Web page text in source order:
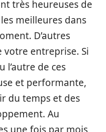
très heureuses de
meilleures dans
D’autres
entreprise. Si
l’autre de ces
et performante,
du temps et des
Au